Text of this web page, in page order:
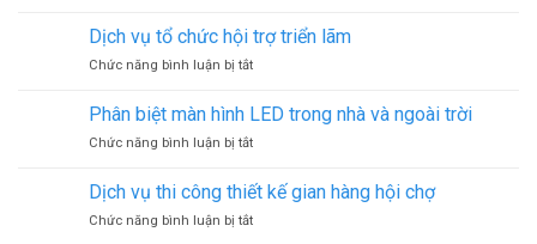
nghị,
hội
thảo
giá
cho
thuê
bị
thanh
Bình
Dịch vụ tổ chức hội trợ triển lãm
Chức năng bình luận bị tắtở
vụ
tổ
chức
trợ
lãm
Phân biệt màn hình LED trong nhà và ngoài trời
Chức năng bình luận bị tắtở
biệt
màn
hình
Dịch vụ thi công thiết kế gian hàng hội chợ
Chức năng bình luận bị tắtở